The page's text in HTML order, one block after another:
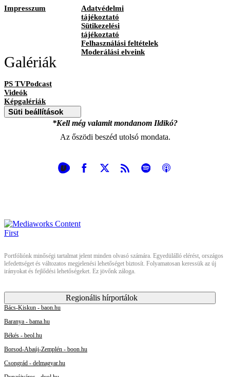
Impresszum
Adatvédelmi
tájékoztató
Sütikezelési
tájékoztató
Felhasználási feltételek
Moderálási elveink
Galériák
PS TVPodcast
Videók
Képgalériák
Süti beállítások
*Kell még valamit mondanom Ildikó?
Az őszödi beszéd utolsó mondata.
Portfóliónk minőségi tartalmat jelent minden olvasó számára. Egyedülálló elérést, országos
lefedettséget és változatos megjelenési lehetőséget biztosít. Folyamatosan keressük az új
irányokat és fejlődési lehetőségeket. Ez jövőnk záloga.
Regionális hírportálok
Bács-Kiskun - baon.hu
Baranya - bama.hu
Békés - beol.hu
Borsod-Abaúj-Zemplén - boon.hu
Csongrád - delmagyar.hu